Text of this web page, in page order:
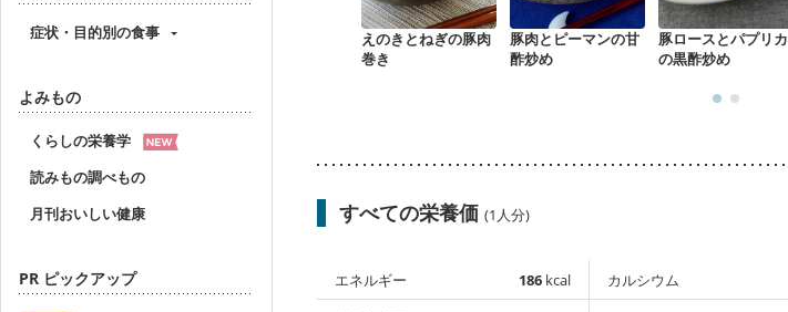
症状・目的別の食事
よみもの
くらしの栄養学
読みもの調べもの
月刊おいしい健康
PR ピックアップ
えのきとねぎの豚肉
巻き
豚肉とピーマンの甘
酢炒め
豚ロースとパプリカ
の黒酢炒め
すべての栄養価 (1人分)
エネルギー 186 kcal
カルシウム